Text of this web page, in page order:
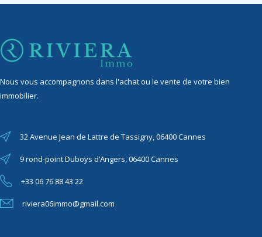
Nous vous accompagnons dans l'achat ou le vente de votre bien
immobilier.
32 Avenue Jean de Lattre de Tassigny, 06400 Cannes
9 rond-point Duboys d’Angers, 06400 Cannes
+33 06 76 88 43 22
riviera06immo@gmail.com